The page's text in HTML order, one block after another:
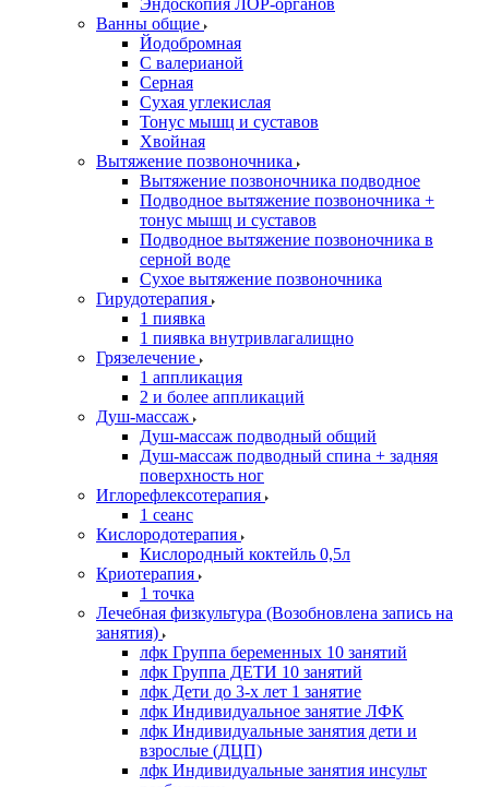
Эндоскопия ЛОР-органов
Ванны общие
Йодобромная
С валерианой
Серная
Сухая углекислая
Тонус мышц и суставов
Хвойная
Вытяжение позвоночника
Вытяжение позвоночника подводное
Подводное вытяжение позвоночника +
тонус мышц и суставов
Подводное вытяжение позвоночника в
серной воде
Сухое вытяжение позвоночника
Гирудотерапия
1 пиявка
1 пиявка внутривлагалищно
Грязелечение
1 аппликация
2 и более аппликаций
Душ-массаж
Душ-массаж подводный общий
Душ-массаж подводный спина + задняя
поверхность ног
Иглорефлексотерапия
1 сеанс
Кислородотерапия
Кислородный коктейль 0,5л
Криотерапия
1 точка
Лечебная физкультура (Возобновлена запись на
занятия)
лфк Группа беременных 10 занятий
лфк Группа ДЕТИ 10 занятий
лфк Дети до 3-х лет 1 занятие
лфк Индивидуальное занятие ЛФК
лфк Индивидуальные занятия дети и
взрослые (ДЦП)
лфк Индивидуальные занятия инсульт